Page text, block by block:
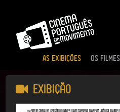
AS EXIBIÇÕES OS FILMES
Exibição